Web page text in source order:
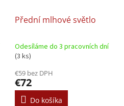
Přední mlhové světlo
Odesíláme do 3 pracovních dní
(3 ks)
€59 bez DPH
€72
Do košíka